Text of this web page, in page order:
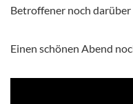
Betroffener noch darüber
Einen schönen Abend